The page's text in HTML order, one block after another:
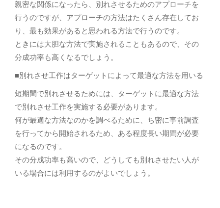
親密な関係になったら、別れさせるためのアプローチを
行うのですが、アプローチの方法はたくさん存在してお
り、最も効果があると思われる方法で行うのです。
ときには大胆な方法で実施されることもあるので、その
分成功率も高くなるでしょう。
■別れさせ工作はターゲットによって最適な方法を用いる
短期間で別れさせるためには、ターゲットに最適な方法
で別れさせ工作を実施する必要があります。
何が最適な方法なのかを調べるために、ち密に事前調査
を行ってから開始されるため、ある程度長い期間が必要
になるのです。
その分成功率も高いので、どうしても別れさせたい人が
いる場合には利用するのがよいでしょう。